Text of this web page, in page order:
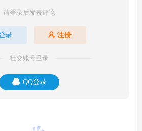
请登录后发表评论
录 注册
社交账号登录
QQ登录